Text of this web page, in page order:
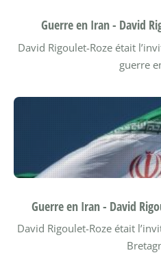
Guerre en Iran - David
David Rigoulet-Roze était
guerre
Guerre en Iran - David
David Rigoulet-Roze était